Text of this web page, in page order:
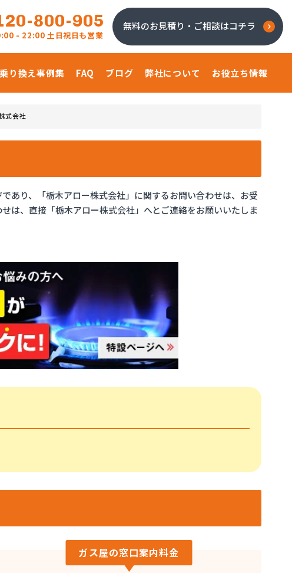
800-905
- 22:00 土日祝日も営業
無料のお見積り・ご相談はコチラ
乗り換え事例集 FAQ ブログ 弊社について お役立ち情報
式会社
あり、「栃木アロー株式会社」に関するお問い合わせは、お受
は、直接「栃木アロー株式会社」へとご連絡をお願いいたしま
ガス屋の窓口案内料金